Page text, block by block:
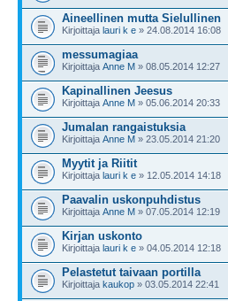
Aineellinen mutta Sielullinen
Kirjoittaja lauri k e » 24.08.2014 16:08
messumagiaa
Kirjoittaja Anne M » 08.05.2014 12:27
Kapinallinen Jeesus
Kirjoittaja Anne M » 05.06.2014 20:33
Jumalan rangaistuksia
Kirjoittaja Anne M » 23.05.2014 21:20
Myytit ja Riitit
Kirjoittaja lauri k e » 12.05.2014 14:18
Paavalin uskonpuhdistus
Kirjoittaja Anne M » 07.05.2014 12:19
Kirjan uskonto
Kirjoittaja lauri k e » 04.05.2014 12:18
Pelastetut taivaan portilla
Kirjoittaja kaukop » 03.05.2014 22:41